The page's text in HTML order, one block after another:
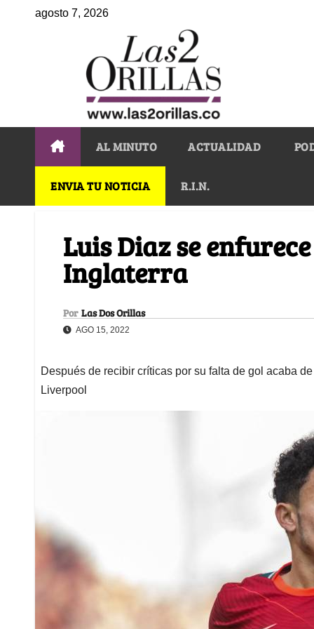
agosto 7, 2026
AL MINUTO ACTUALIDAD
ENVIA TU NOTICIA R.I.N.
Luis Diaz se
Inglaterra
Por Las Dos Orillas
AGO 15, 2022
Después de recibir críticas por su falta de gol acaba
Liverpool